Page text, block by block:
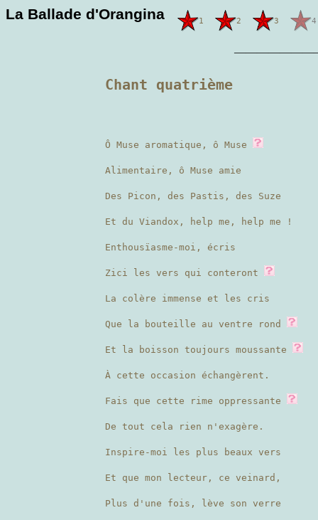
La Ballade d'Orangina 1 2 3 4
Chant quatrième
Ô Muse aromatique, ô Muse
Alimentaire, ô Muse amie
Des Picon, des Pastis, des Suze
Et du Viandox, help me, help me !
Enthousïasme-moi, écris
Zici les vers qui conteront
La colère immense et les cris
Que la bouteille au ventre rond
Et la boisson toujours moussante
À cette occasion échangèrent.
Fais que cette rime oppressante
De tout cela rien n'exagère.
Inspire-moi les plus beaux vers
Et que mon lecteur, ce veinard,
Plus d'une fois, lève son verre